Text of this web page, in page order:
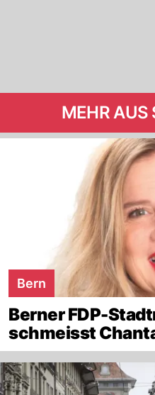
MEHR AUS
Bern
Berner FDP-
schmeisst